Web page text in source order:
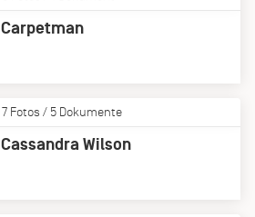
Carpetman
7 Fotos / 5 Dokumente
Cassandra Wilson